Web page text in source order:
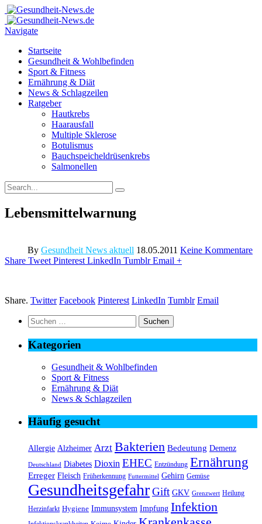
Navigate
Startseite
Gesundheit & Wohlbefinden
Sport & Fitness
Ernährung & Diät
News & Schlagzeilen
Ratgeber
Hautkrebs
Haarausfall
Multiple Sklerose
Botulismus
Bauchspeicheldrüsenkrebs
Salmonellen
Lebensmittelwarnung
By Gesundheit News aktuell 18.05.2011 Keine Kommentare
Share Tweet Pinterest LinkedIn Tumblr Email +
Share. Twitter Facebook Pinterest LinkedIn Tumblr Email
Suchen
nach:
Kategorien
Gesundheit & Wohlbefinden
Sport & Fitness
Ernährung & Diät
News & Schlagzeilen
Häufig gesucht
Allergie Alzheimer Arzt Bakterien Bedeutung Demenz
Deutschland Diabetes Dioxin EHEC Entzündung Ernährung
Erreger Fleisch Früherkennung Futtermittel Gehirn Gemüse
GesundheitsgefahrGift GKV Grenzwert Heilung
Herzinfarkt Hygiene Immunsystem Impfung Infektion